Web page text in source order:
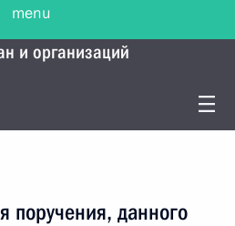
и организаций
поручения, данного